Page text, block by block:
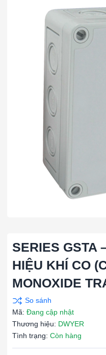
SERIES GSTA
HIỆU KHÍ CO
MONOXIDE
Mã: Đang cập nhật
Thương hiệu: DWYER
Tình trạng: Còn hàng